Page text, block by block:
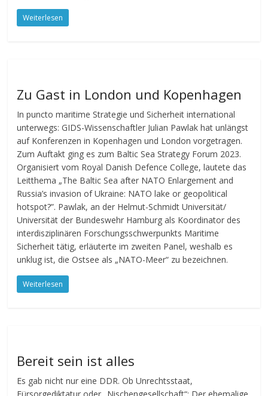
Weiterlesen
Zu Gast in London und Kopenhagen
In puncto maritime Strategie und Sicherheit international
unterwegs: GIDS-Wissenschaftler Julian Pawlak hat unlängst
auf Konferenzen in Kopenhagen und London vorgetragen.
Zum Auftakt ging es zum Baltic Sea Strategy Forum 2023.
Organisiert vom Royal Danish Defence College, lautete das
Leitthema „The Baltic Sea after NATO Enlargement and
Russia’s invasion of Ukraine: NATO lake or geopolitical
hotspot?”. Pawlak, an der Helmut-Schmidt Universität/
Universität der Bundeswehr Hamburg als Koordinator des
interdisziplinären Forschungsschwerpunkts Maritime
Sicherheit tätig, erläuterte im zweiten Panel, weshalb es
unklug ist, die Ostsee als „NATO-Meer“ zu bezeichnen.
Weiterlesen
Bereit sein ist alles
Es gab nicht nur eine DDR. Ob Unrechtsstaat,